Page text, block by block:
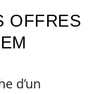
OFFRES
d’un